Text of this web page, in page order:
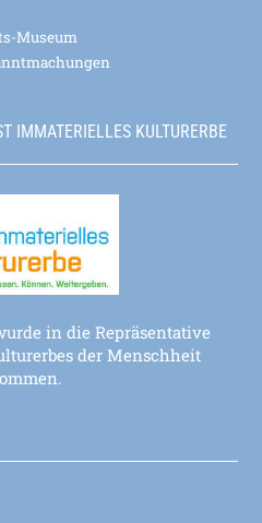
Museum
IMMATERIELLES KULTURERBE
in die Repräsentative
der Menschheit